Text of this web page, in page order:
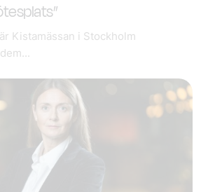
Kistamässan i Stockholm